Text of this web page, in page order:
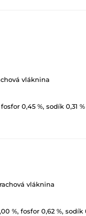
vláknina
0,45 %, sodík 0,31 %
vláknina
%, fosfor 0,62 %, sodík